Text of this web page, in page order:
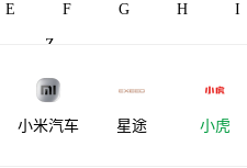
E F G H I
Z
小米汽车 星途 小虎